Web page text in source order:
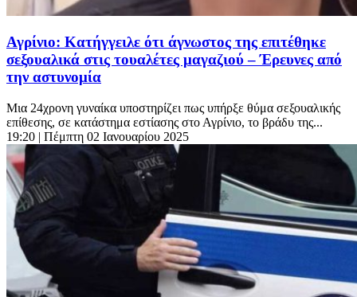
Αγρίνιο: Κατήγγειλε ότι άγνωστος της επιτέθηκε
σεξουαλικά στις τουαλέτες μαγαζιού – Έρευνες από
την αστυνομία
Μια 24χρονη γυναίκα υποστηρίζει πως υπήρξε θύμα σεξουαλικής
επίθεσης, σε κατάστημα εστίασης στο Αγρίνιο, το βράδυ της...
19:20 | Πέμπτη 02 Ιανουαρίου 2025